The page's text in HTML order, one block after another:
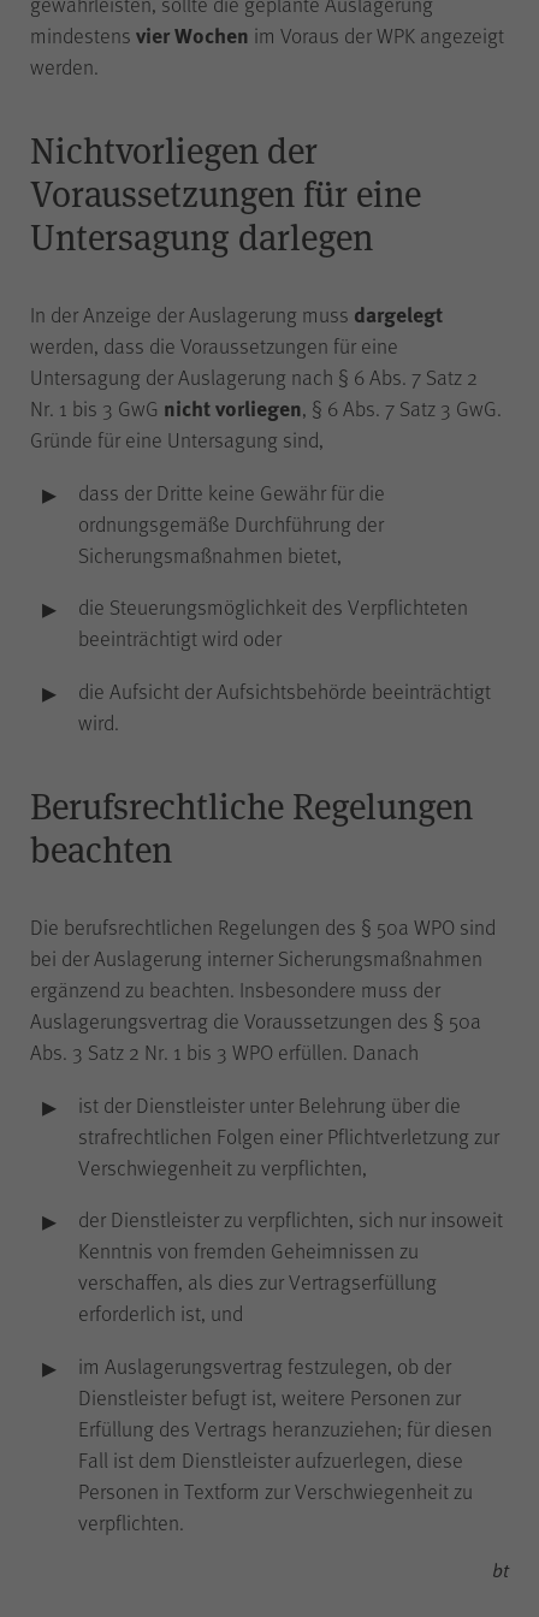
mindestens vier Wochen im Voraus der WPK angezeigt
werden.
Nichtvorliegen der
Voraussetzungen für eine
Untersagung darlegen
In der Anzeige der Auslagerung muss dargelegt
werden, dass die Voraussetzungen für eine
Untersagung der Auslagerung nach § 6 Abs. 7 Satz 2
Nr. 1 bis 3 GwG nicht vorliegen, § 6 Abs. 7 Satz 3 GwG.
Gründe für eine Untersagung sind,
dass der Dritte keine Gewähr für die
ordnungsgemäße Durchführung der
Sicherungsmaßnahmen bietet,
die Steuerungsmöglichkeit des Verpflichteten
beeinträchtigt wird oder
die Aufsicht der Aufsichtsbehörde beeinträchtigt
wird.
Berufsrechtliche Regelungen
beachten
Die berufsrechtlichen Regelungen des § 50a WPO sind
bei der Auslagerung interner Sicherungsmaßnahmen
ergänzend zu beachten. Insbesondere muss der
Auslagerungsvertrag die Voraussetzungen des § 50a
Abs. 3 Satz 2 Nr. 1 bis 3 WPO erfüllen. Danach
ist der Dienstleister unter Belehrung über die
strafrechtlichen Folgen einer Pflichtverletzung zur
Verschwiegenheit zu verpflichten,
der Dienstleister zu verpflichten, sich nur insoweit
Kenntnis von fremden Geheimnissen zu
verschaffen, als dies zur Vertragserfüllung
erforderlich ist, und
im Auslagerungsvertrag festzulegen, ob der
Dienstleister befugt ist, weitere Personen zur
Erfüllung des Vertrags heranzuziehen; für diesen
Fall ist dem Dienstleister aufzuerlegen, diese
Personen in Textform zur Verschwiegenheit zu
verpflichten.
bt
der Internetseite (WPK Börsen,
Shop sowie Veranstaltungen der
Name cookie_optin
Laufzeit 1 Jahr
Zweck
Speichern Ihrer bezüglich der
Cookies auf der Internetseite der
Name piwik_ignore
Zweck
Falls Sie auf der Seite
ohne Cookies widersprechen,
muss dieser Cookie gesetzt
werden, um Sie als
wiederkehrenden Besucher
erkennen zu können, damit der
Widerspruch nicht bei jedem
Auch bis zu diesem Zeitpunkt
bereits erfasste Daten werden in
diesem Fall gelöscht. Der Cookie
Informationen außer dem
Wunsch, nicht über Matomo
erfasst zu werden.
Name LS-TVLYRKIVZTGDGMOU
Anbieter LimeSurvey